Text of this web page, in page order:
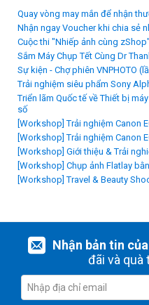
Quay vòng may mắn để nhận
Nhận ngay Voucher khi chia sẻ
Cuộc thi "Nhiếp ảnh cùng zShop"
Sắm Máy Chụp Tết Cùng Dr
Sự kiện - Chợ phiên VNPHOTO
Trải nghiệm siêu phẩm Sony
Triển lãm Quốc tế về Thiết bị
số
[Workshop] Trải nghiệm Canon
[Workshop] Trải nghiệm Canon
[Workshop] Giới thiệu & Trải
[Workshop] Chụp ảnh Flatlay
[Workshop] Travel & Beauty
Nhận bản tin
đãi và quà